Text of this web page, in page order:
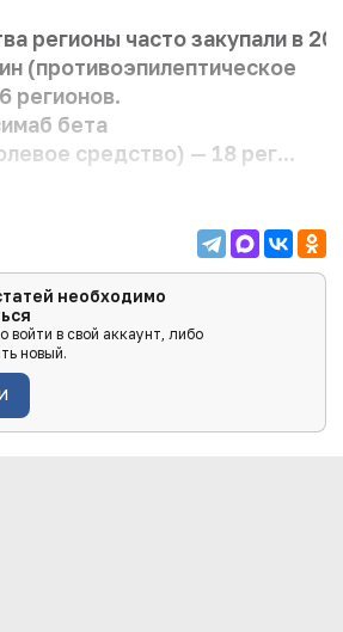
регионы часто закупали в
(противоэпилептическое
регионов.
бета
средство) — 18 рег...
необходимо
войти в свой аккаунт, либо
новый.